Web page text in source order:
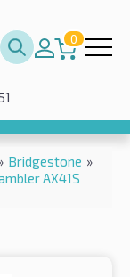
0
Bridgestone »
AX41S